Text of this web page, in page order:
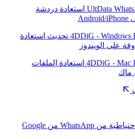
UltData استعادة دردشة
4DDiG - Windows تحديث استعادة
على الويندوز
4DDiG - Mac استعادة الملفات
ماك
تنزيل نسخة احتياطية من WhatsApp من Google